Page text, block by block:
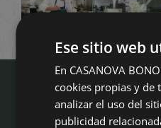
Ese sitio web
En CASANOVA
cookies propias y de
analizar el uso del
publicidad